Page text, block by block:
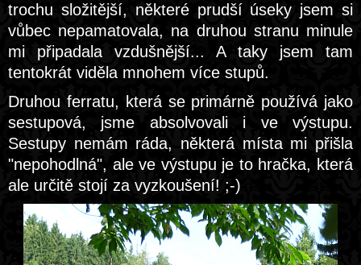
trochu složitější, některé prudší úseky jsem si
vůbec nepamatovala, na druhou stranu minule
mi připadala vzdušnější... A taky jsem tam
tentokrát viděla mnohem více stupů.
Druhou ferratu, která se primárně používá jako
sestupová, jsme absolvovali i ve výstupu.
Sestupy nemám ráda, některá místa mi přišla
"nepohodlná", ale ve výstupu je to hračka, která
ale určitě stojí za vyzkoušení! ;-)